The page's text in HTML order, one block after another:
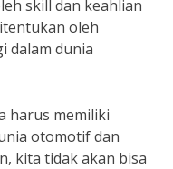
skill dan keahlian
oleh
dalam dunia
harus memiliki
otomotif dan
kita tidak akan bisa